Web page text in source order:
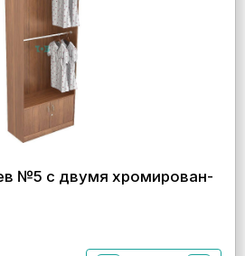
№5 с двумя хромирован-